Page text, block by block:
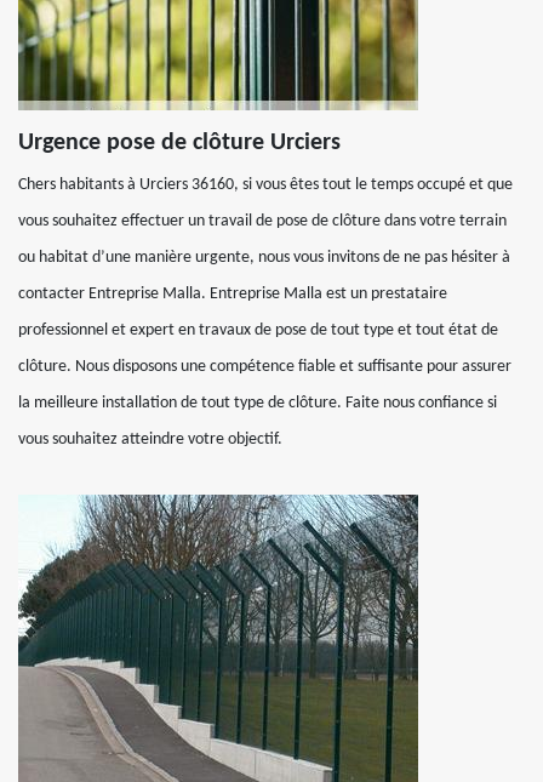
Urgence pose de clôture Urciers
Chers habitants à Urciers 36160, si vous êtes tout le temps occupé et que
vous souhaitez effectuer un travail de pose de clôture dans votre terrain
ou habitat d’une manière urgente, nous vous invitons de ne pas hésiter à
contacter Entreprise Malla. Entreprise Malla est un prestataire
professionnel et expert en travaux de pose de tout type et tout état de
clôture. Nous disposons une compétence fiable et suffisante pour assurer
la meilleure installation de tout type de clôture. Faite nous confiance si
vous souhaitez atteindre votre objectif.